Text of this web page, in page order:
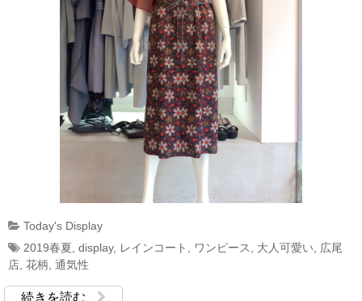
Today's Display
2019春夏 display, レインコート ワンピース 大人可愛い
広尾
店 花柄 通気性
続きを読む